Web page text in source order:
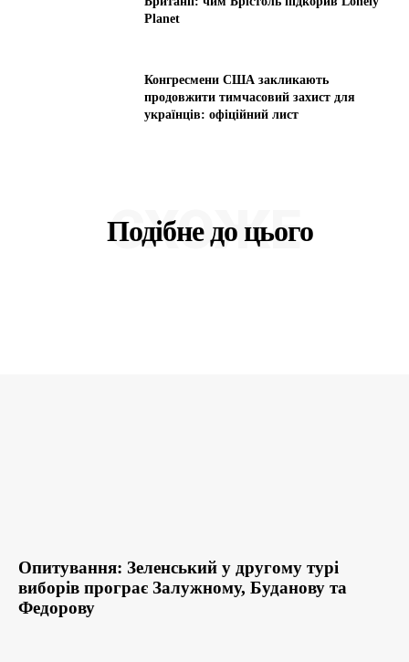
Planet
Конгресмени США закликають
продовжити тимчасовий захист для
українців: офіційний лист
Подібне до цього
СХОЖЕ
Опитування: Зеленський у другому турі
виборів програє Залужному, Буданову та
Федорову